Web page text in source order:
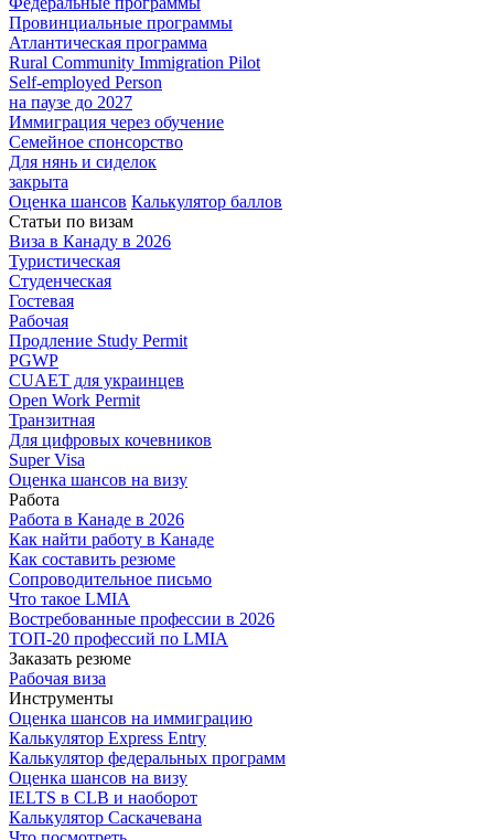
Провинциальные программы
Атлантическая программа
Rural Community Immigration Pilot
Self-employed Person
на паузе до 2027
Иммиграция через обучение
Семейное спонсорство
Для нянь и сиделок
закрыта
Оценка шансов Калькулятор баллов
Статьи по визам
Виза в Канаду в 2026
Туристическая
Студенческая
Гостевая
Рабочая
Продление Study Permit
PGWP
CUAET для украинцев
Open Work Permit
Транзитная
Для цифровых кочевников
Super Visa
Оценка шансов на визу
Работа
Работа в Канаде в 2026
Как найти работу в Канаде
Как составить резюме
Сопроводительное письмо
Что такое LMIA
Востребованные профессии в 2026
ТОП-20 профессий по LMIA
Заказать резюме
Рабочая виза
Инструменты
Оценка шансов на иммиграцию
Калькулятор Express Entry
Калькулятор федеральных программ
Оценка шансов на визу
IELTS в CLB и наоборот
Калькулятор Саскачевана